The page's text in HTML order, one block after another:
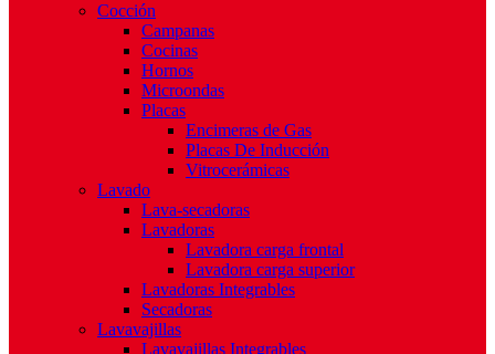
Cocción
Campanas
Cocinas
Hornos
Microondas
Placas
Encimeras de Gas
Placas De Inducción
Vitrocerámicas
Lavado
Lava-secadoras
Lavadoras
Lavadora carga frontal
Lavadora carga superior
Lavadoras Integrables
Secadoras
Lavavajillas
Lavavajillas Integrables